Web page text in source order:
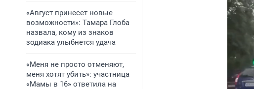
«Август принесет новые
возможности»: Тамара Глоба
назвала, кому из знаков
зодиака улыбнется удача
«Меня не просто отменяют,
меня хотят убить»: участница
«Мамы в 16» ответила на